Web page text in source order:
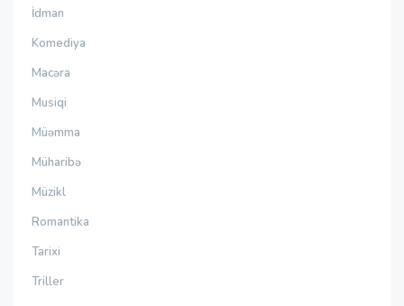
İdman
Komediya
Macəra
Musiqi
Müəmma
Müharibə
Müzikl
Romantika
Tarixi
Triller